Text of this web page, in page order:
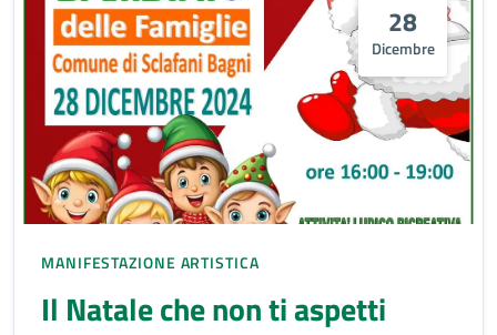
28
Dicembre
MANIFESTAZIONE ARTISTICA
Il Natale che non ti aspetti